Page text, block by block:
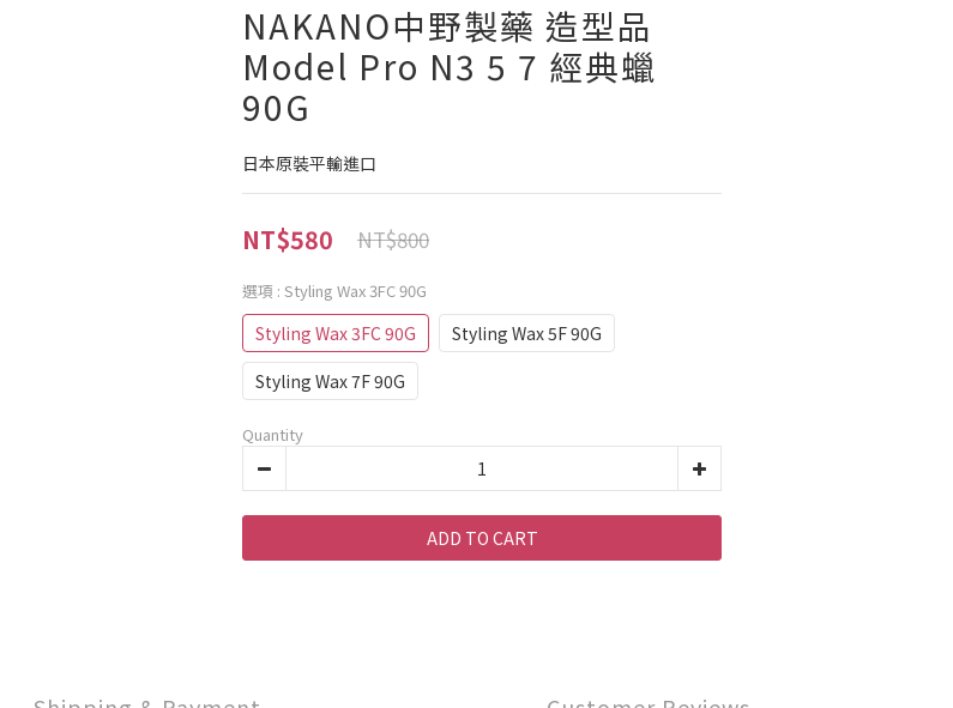
NAKANO中野製藥 造型品
Model Pro N3 5 7 經典蠟
90G
日本原裝平輸進口
NT$580 NT$800
選項 : Styling Wax 3FC 90G
Styling Wax 3FC 90G
Styling Wax 5F 90G
Styling Wax 7F 90G
Quantity
ADD TO CART